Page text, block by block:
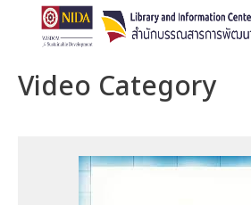
Video Category